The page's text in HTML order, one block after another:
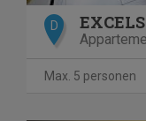
D
Max. 5 personen